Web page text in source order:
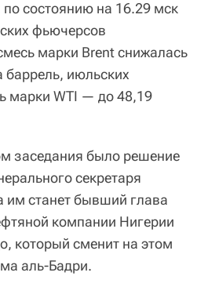
по состоянию на 16.29 мск
фьючерсов
марки Brent снижалась
баррель, июльских
марки WTI — до 48,19
заседания было решение
секретаря
им станет бывший глава
компании Нигерии
который сменит на этом
аль-Бадри.